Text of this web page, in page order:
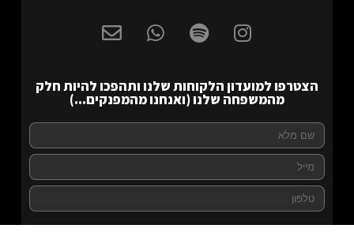
הצטרפו למועדון הלקוחות שלנו ותהפכו להיות חלק
מהמשפחה שלנו (ואנחנו מהמפנקים...)